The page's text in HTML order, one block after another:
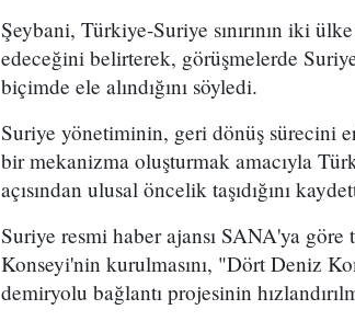
Şeybani, Türkiye-Suriye sınırının iki
edeceğini belirterek, görüşmelerde
biçimde ele alındığını söyledi.
Suriye yönetiminin, geri dönüş sürecini
bir mekanizma oluşturmak amacıyla
açısından ulusal öncelik taşıdığını
Suriye resmi haber ajansı SANA'ya
Konseyi'nin kurulmasını, "Dört Deniz
demiryolu bağlantı projesinin